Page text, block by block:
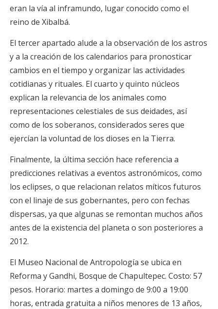
eran la vía al inframundo, lugar conocido como el
reino de Xibalbá.
El tercer apartado alude a la observación de los astros
y a la creación de los calendarios para pronosticar
cambios en el tiempo y organizar las actividades
cotidianas y rituales. El cuarto y quinto núcleos
explican la relevancia de los animales como
representaciones celestiales de sus deidades, así
como de los soberanos, considerados seres que
ejercían la voluntad de los dioses en la Tierra.
Finalmente, la última sección hace referencia a
predicciones relativas a eventos astronómicos, como
los eclipses, o que relacionan relatos míticos futuros
con el linaje de sus gobernantes, pero con fechas
dispersas, ya que algunas se remontan muchos años
antes de la existencia del planeta o son posteriores a
2012.
El Museo Nacional de Antropología se ubica en
Reforma y Gandhi, Bosque de Chapultepec. Costo: 57
pesos. Horario: martes a domingo de 9:00 a 19:00
horas, entrada gratuita a niños menores de 13 años,